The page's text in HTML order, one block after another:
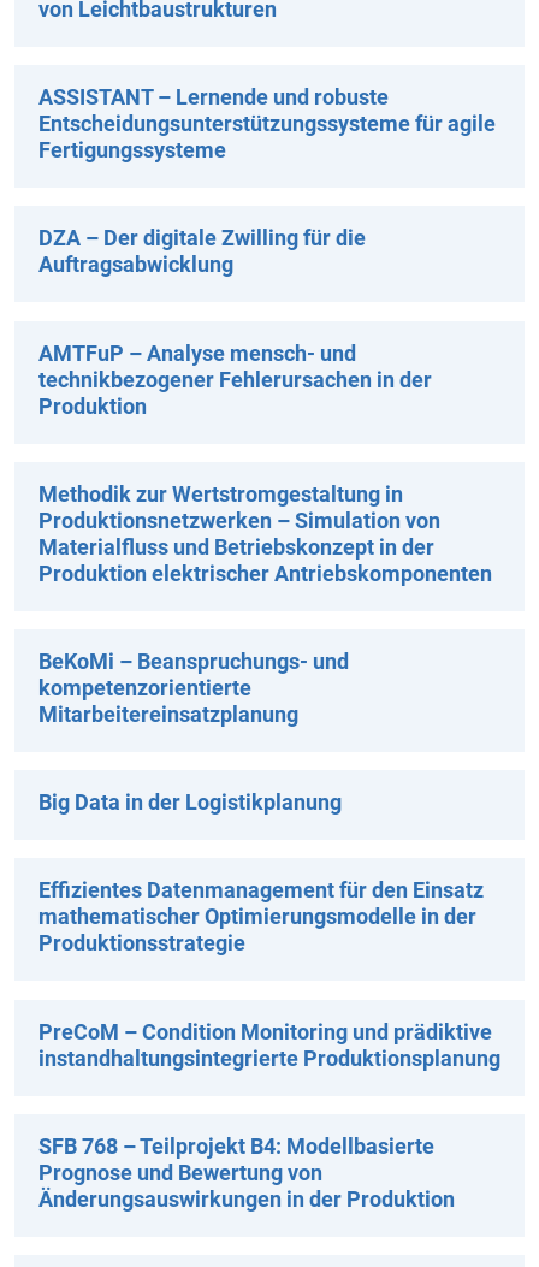
von Leichtbaustrukturen
ASSISTANT – Lernende und robuste
Entscheidungsunterstützungssysteme für agile
Fertigungssysteme
DZA – Der digitale Zwilling für die
Auftragsabwicklung
AMTFuP – Analyse mensch- und
technikbezogener Fehlerursachen in der
Produktion
Methodik zur Wertstromgestaltung in
Produktionsnetzwerken – Simulation von
Materialfluss und Betriebskonzept in der
Produktion elektrischer Antriebskomponenten
BeKoMi – Beanspruchungs- und
kompetenzorientierte
Mitarbeitereinsatzplanung
Big Data in der Logistikplanung
Effizientes Datenmanagement für den Einsatz
mathematischer Optimierungsmodelle in der
Produktionsstrategie
PreCoM – Condition Monitoring und prädiktive
instandhaltungsintegrierte Produktionsplanung
SFB 768 – Teilprojekt B4: Modellbasierte
Prognose und Bewertung von
Änderungsauswirkungen in der Produktion